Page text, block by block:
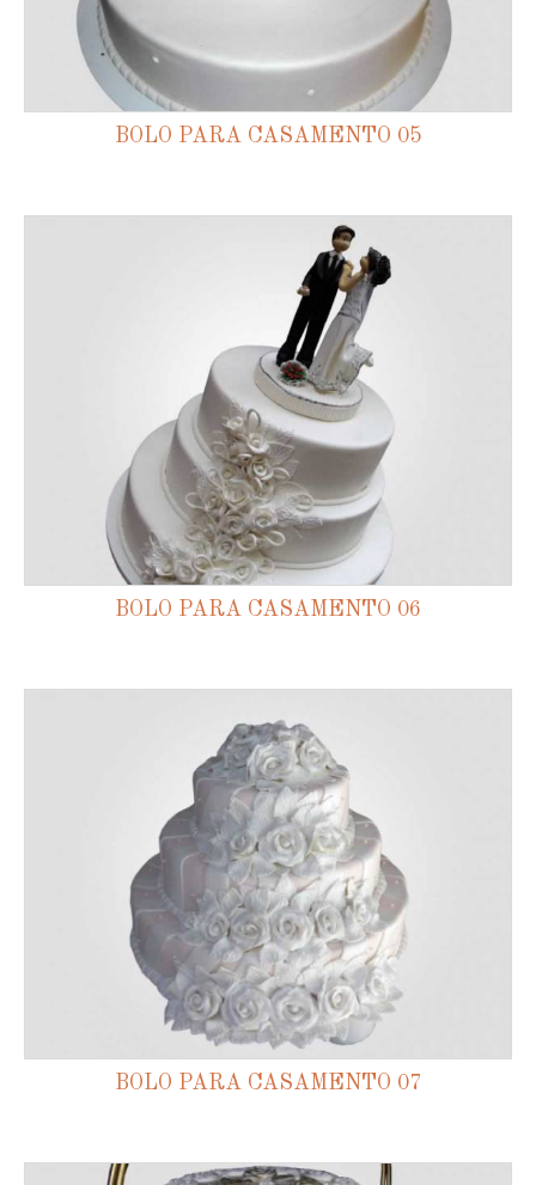
BOLO PARA CASAMENTO 05
BOLO PARA CASAMENTO 06
BOLO PARA CASAMENTO 07